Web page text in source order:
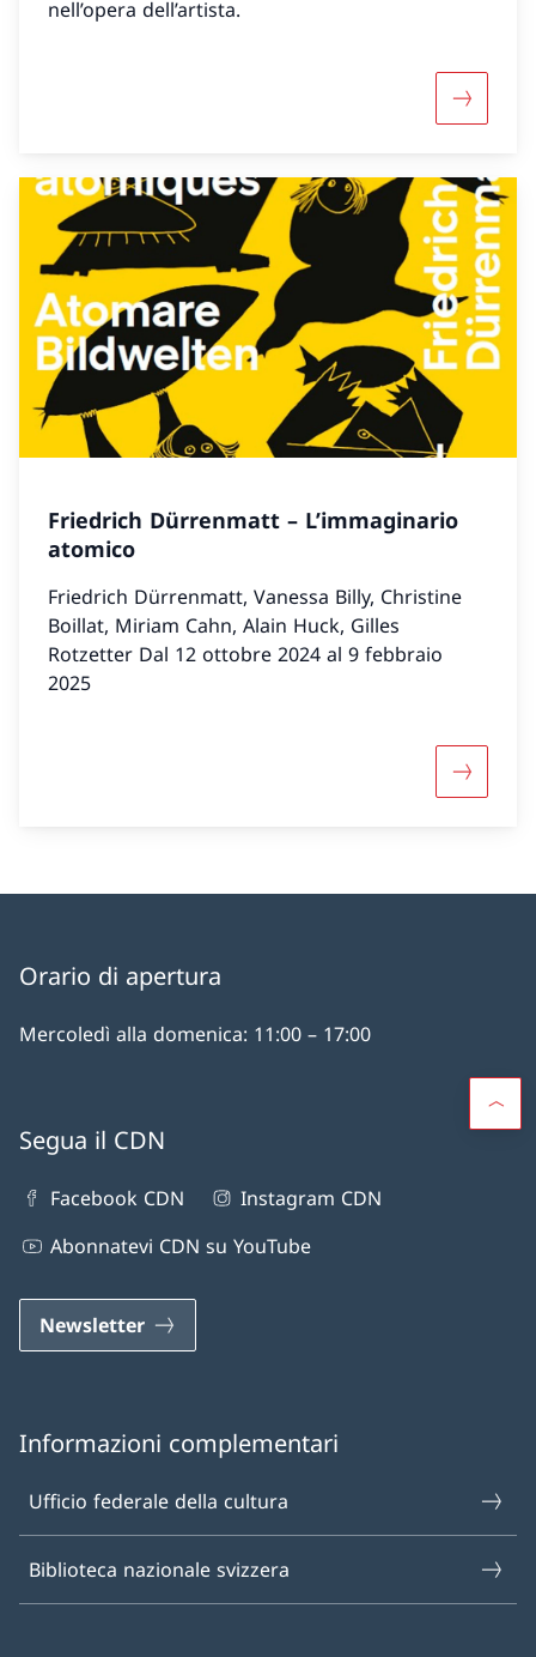
nell’opera dell’artista.
Friedrich Dürrenmatt – L’immaginario
atomico
Friedrich Dürrenmatt, Vanessa Billy, Christine
Boillat, Miriam Cahn, Alain Huck, Gilles
Rotzetter Dal 12 ottobre 2024 al 9 febbraio
2025
Orario di apertura
Mercoledì alla domenica: 11:00 – 17:00
Segua il CDN
Facebook CDN
Instagram CDN
Abonnatevi CDN su YouTube
Newsletter
Informazioni complementari
Ufficio federale della cultura
Biblioteca nazionale svizzera